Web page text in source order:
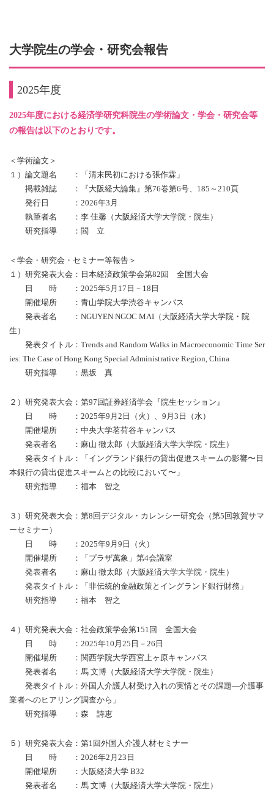
大学院生の学会・研究会報告
2025年度
2025年度における経済学研究科院生の学術論文・学会・研究会等
の報告は以下のとおりです。
＜学術論文＞
１）論文題名 ：「清末民初における張作霖」
掲載雑誌 ：『大阪経大論集』第76巻第6号、185～210頁
発行日 ：2026年3月
執筆者名 ：李 佳馨（大阪経済大学大学院・院生）
研究指導 ：閻 立
＜学会・研究会・セミナー等報告＞
１）研究発表大会：日本経済政策学会第82回 全国大会
日 時 ：2025年5月17日－18日
開催場所 ：青山学院大学渋谷キャンパス
発表者名 ：NGUYEN NGOC MAI（大阪経済大学大学院・院
生）
発表タイトル：Trends and Random Walks in Macroeconomic Time Ser
ies: The Case ofHong Kong Special Administrative Region, China
研究指導 ：黒坂 真
２）研究発表大会：第97回証券経済学会『院生セッション』
日 時 ：2025年9月2日（火）、9月3日（水）
開催場所 ：中央大学茗荷谷キャンパス
発表者名 ：麻山 徹太郎（大阪経済大学大学院・院生）
発表タイトル：「イングランド銀⾏の貸出促進スキームの影響〜⽇
本銀⾏の貸出促進スキームとの⽐較において〜」
研究指導 ：福本 智之
３）研究発表大会：第8回デジタル・カレンシー研究会（第5回敦賀サマ
ーセミナー）
日 時 ：2025年9月9日（火）
開催場所 ：「プラザ萬象」第4会議室
発表者名 ：麻山 徹太郎（大阪経済大学大学院・院生）
発表タイトル：「非伝統的金融政策とイングランド銀行財務」
研究指導 ：福本 智之
４）研究発表大会：社会政策学会第151回 全国大会
日 時 ：2025年10月25日－26日
開催場所 ：関西学院大学⻄宮上ヶ原キャンパス
発表者名 ：馬 文博（大阪経済大学大学院・院生）
発表タイトル：外国人介護人材受け入れの実情とその課題―介護事
業者へのヒアリング調査から」
研究指導 ：森 詩恵
５）研究発表大会：第1回外国人介護人材セミナー
日 時 ：2026年2月23日
開催場所 ：大阪経済大学 B32
発表者名 ：馬 文博（大阪経済大学大学院・院生）